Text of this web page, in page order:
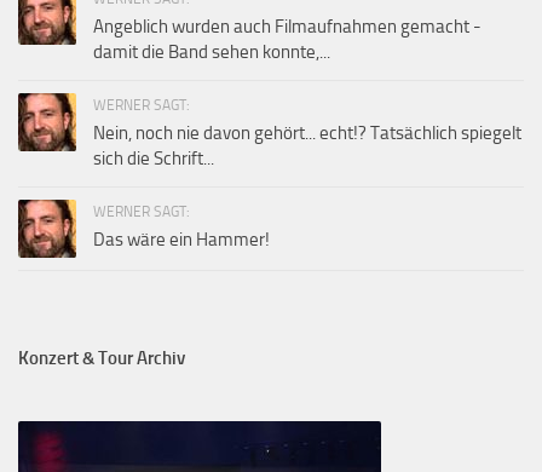
Angeblich wurden auch Filmaufnahmen gemacht -
damit die Band sehen konnte,...
WERNER SAGT:
Nein, noch nie davon gehört... echt!? Tatsächlich spiegelt
sich die Schrift...
WERNER SAGT:
Das wäre ein Hammer!
Konzert & Tour Archiv